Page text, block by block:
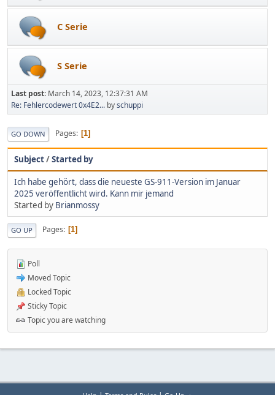
C Serie
S Serie
Last post: March 14, 2023, 12:37:31 AM
Re: Fehlercodewert 0x4E2... byschuppi
GO DOWN Pages 1
Subject/Started by
Ich habe gehört, dass die neueste GS-911-Version im Januar
2025 veröffentlicht wird. Kann mir jemand
Started by Brianmossy
GO UP Pages 1
Poll
Moved Topic
Locked Topic
Sticky Topic
Topic you are watching